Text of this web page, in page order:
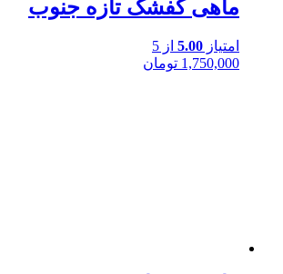
ماهی کفشک تازه جنوب
امتیاز 5.00 از 5
1,750,000 تومان